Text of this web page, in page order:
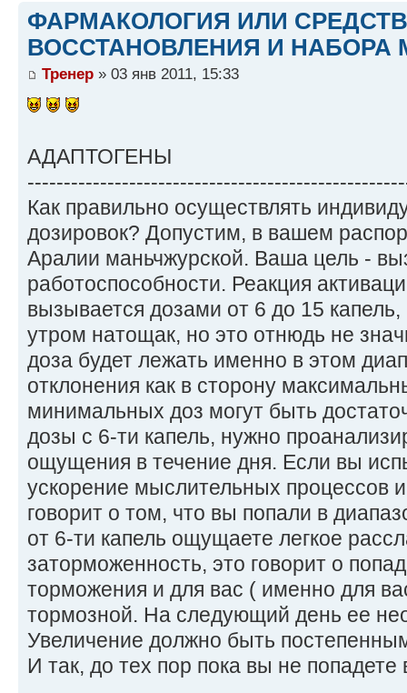
ФАРМАКОЛОГИЯ ИЛИ
ВОССТАНОВЛЕНИЯ И НАБОРА
Тренер » 03 янв 2011, 15:33
АДАПТОГЕНЫ
Как правильно осуществлять
дозировок? Допустим, в вашем
Аралии маньчжурской. Ваша цель -
работоспособности. Реакция
вызывается дозами от 6 до 15
утром натощак, но это отнюдь не
доза будет лежать именно в этом
отклонения как в сторону
минимальных доз могут быть
дозы с 6-ти капель, нужно
ощущения в течение дня. Если вы
ускорение мыслительных процессов
говорит о том, что вы попали в
от 6-ти капель ощущаете легкое
заторможенность, это говорит о
торможения и для вас ( именно для
тормозной. На следующий день ее
Увеличение должно быть
И так, до тех пор пока вы не попадете